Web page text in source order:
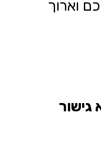
וארוך
גישור